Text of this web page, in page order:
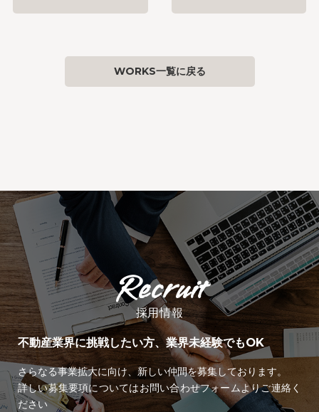
WORKS一覧に戻る
採用情報
不動産業界に挑戦したい方、業界未経験でもOK
さらなる事業拡大に向け、新しい仲間を募集しております。
詳しい募集要項についてはお問い合わせフォームよりご連絡く
ださい